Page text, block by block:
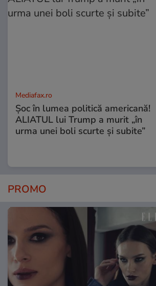
Mediafax.ro
Șoc în lumea politică americană!
ALIATUL lui Trump a murit „în
urma unei boli scurte și subite”
PROMO